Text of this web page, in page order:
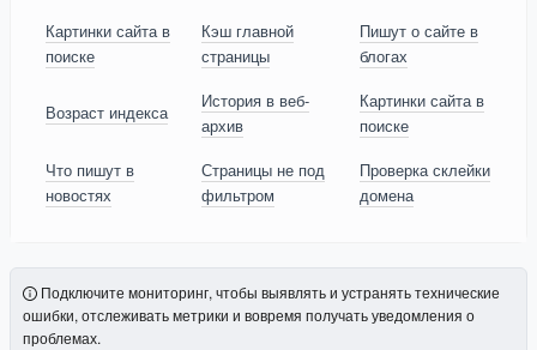
Картинки сайта в
поиске
Кэш главной
страницы
Пишут о сайте в
блогах
Возраст индекса
История в веб-
архив
Картинки сайта в
поиске
Что пишут в
новостях
Страницы не под
фильтром
Проверка склейки
домена
Подключите мониторинг, чтобы выявлять и устранять технические
ошибки, отслеживать метрики и вовремя получать уведомления о
проблемах.